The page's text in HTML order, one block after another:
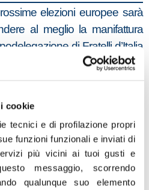
cookie
tecnici e di profilazione propri
funzioni funzionali e inviati di
più vicini ai tuoi gusti e
messaggio, scorrendo
qualunque suo elemento
elezioni europee sarà
al meglio la manifattura
di Fratelli d’Italia
Carlo Fidanza,
pandemia e dalle guerre ha
accorciare le filiere e rendere
questa anche la strada per
nostre produzioni e la nostra